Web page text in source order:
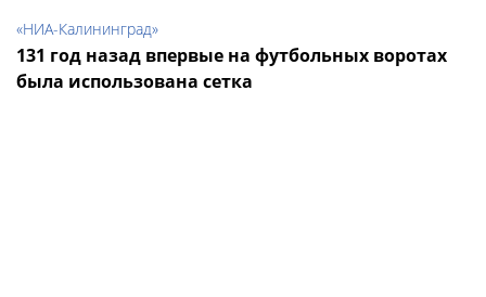
«НИА-Калининград»
131 год назад впервые на футбольных воротах
была использована сетка